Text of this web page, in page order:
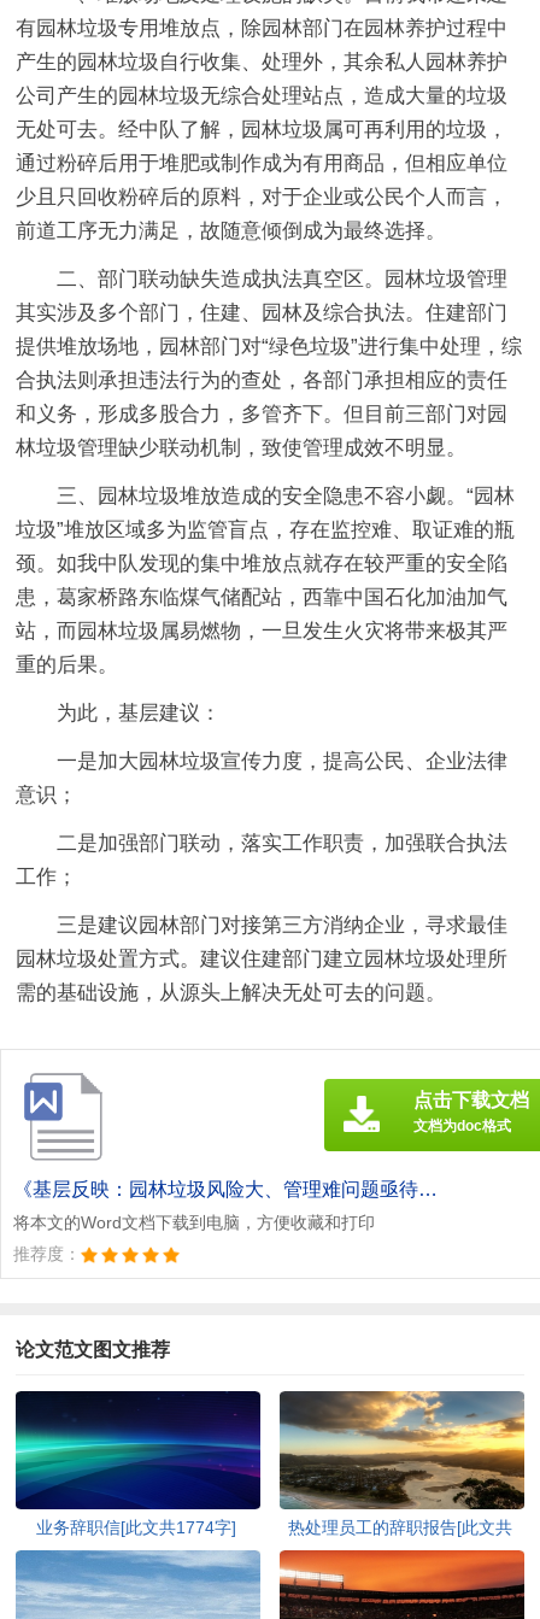
有园林垃圾专用堆放点，除园林部门在园林养护过程中
产生的园林垃圾自行收集、处理外，其余私人园林养护
公司产生的园林垃圾无综合处理站点，造成大量的垃圾
无处可去。经中队了解，园林垃圾属可再利用的垃圾，
通过粉碎后用于堆肥或制作成为有用商品，但相应单位
少且只回收粉碎后的原料，对于企业或公民个人而言，
前道工序无力满足，故随意倾倒成为最终选择。
二、部门联动缺失造成执法真空区。园林垃圾管理
其实涉及多个部门，住建、园林及综合执法。住建部门
提供堆放场地，园林部门对“绿色垃圾”进行集中处理，综
合执法则承担违法行为的查处，各部门承担相应的责任
和义务，形成多股合力，多管齐下。但目前三部门对园
林垃圾管理缺少联动机制，致使管理成效不明显。
三、园林垃圾堆放造成的安全隐患不容小觑。“园林
垃圾”堆放区域多为监管盲点，存在监控难、取证难的瓶
颈。如我中队发现的集中堆放点就存在较严重的安全陷
患，葛家桥路东临煤气储配站，西靠中国石化加油加气
站，而园林垃圾属易燃物，一旦发生火灾将带来极其严
重的后果。
为此，基层建议：
一是加大园林垃圾宣传力度，提高公民、企业法律
意识；
二是加强部门联动，落实工作职责，加强联合执法
工作；
三是建议园林部门对接第三方消纳企业，寻求最佳
园林垃圾处置方式。建议住建部门建立园林垃圾处理所
需的基础设施，从源头上解决无处可去的问题。
《基层反映：园林垃圾风险大、管理难问题亟待解决[此文共766字].doc》
将本文的Word文档下载到电脑，方便收藏和打印
推荐度：
点击下载文档
文档为doc格式
论文范文图文推荐
业务辞职信[此文共1774字]
热处理员工的辞职报告[此文共
2540字]